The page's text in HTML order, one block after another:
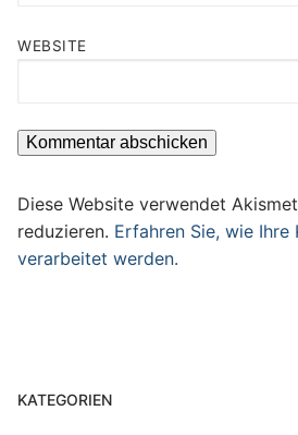
WEBSITE
Diese Website verwendet
reduzieren. Erfahren Sie, wie Ihre
verarbeitet werden.
KATEGORIEN